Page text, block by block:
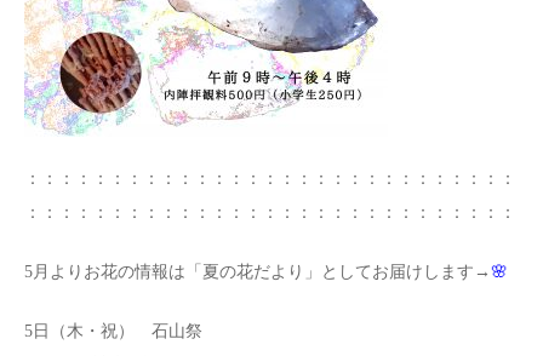
：：：：：：：：：：：：：：：：：：：：：：：：：：：：：
：：：：：：：：：：：：：：：：：：：：：：：：：：：：：
5月よりお花の情報は「夏の花だより」としてお届けします→ 🌸
5日（木・祝） 石山祭